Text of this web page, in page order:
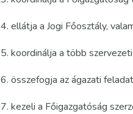
4. ellátja a Jogi Főosztály,
5. koordinálja a több
6. összefogja az ágazati
7. kezeli a Főigazgatóság